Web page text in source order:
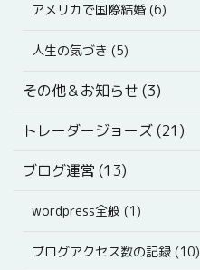
アメリカで国際結婚 (6)
人生の気づき (5)
その他＆お知らせ (3)
トレーダージョーズ (21)
ブログ運営 (13)
wordpress全般 (1)
ブログアクセス数の記録 (10)